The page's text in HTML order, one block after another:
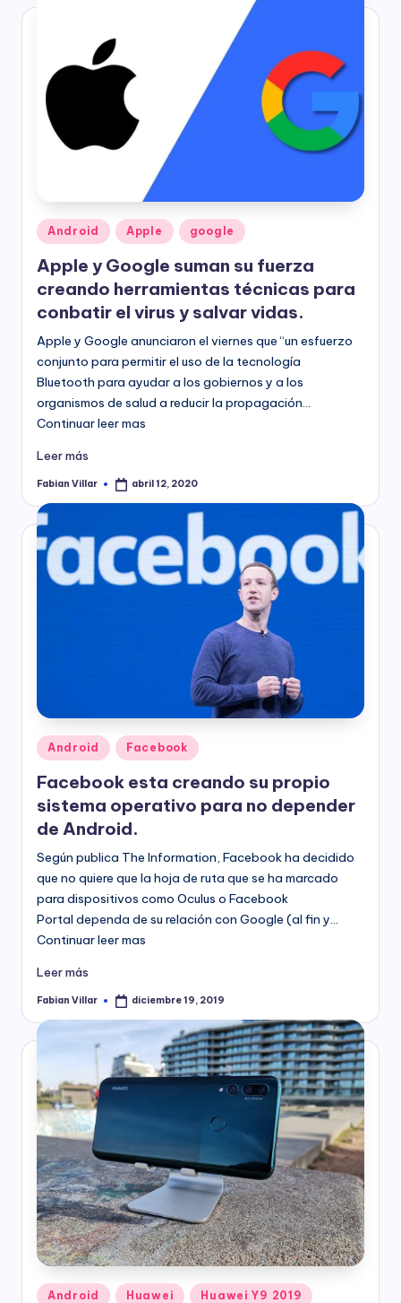
Publicado
en
Android Apple google
Apple y Google suman su fuerza
creando herramientas técnicas para
conbatir el virus y salvar vidas.
Apple y Google anunciaron el viernes que “un esfuerzo
conjunto para permitir el uso de la tecnología
Bluetooth para ayudar a los gobiernos y a los
organismos de salud a reducir la propagación…
Continuar leer mas
Leer más
Publicado
Fabian Villar abril 12, 2020
Publicado
en
Android Facebook
Facebook esta creando su propio
sistema operativo para no depender
de Android.
Según publica The Information, Facebook ha decidido
que no quiere que la hoja de ruta que se ha marcado
para dispositivos como Oculus o Facebook
Portal dependa de su relación con Google (al fin y…
Continuar leer mas
Leer más
Publicado
Fabian Villar diciembre 19, 2019
Publicado
Android Huawei Huawei Y9 2019